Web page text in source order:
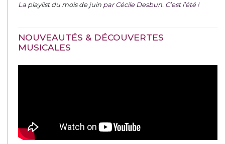
La playlist du mois de juin par Cécile Desbun. C’est l’été !
NOUVEAUTÉS & DÉCOUVERTES
MUSICALES